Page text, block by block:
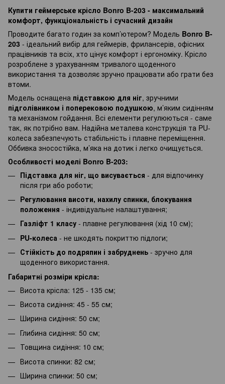
Купити геймерське крісло Bonro B-203 - максимальний
комфорт, функціональність і сучасний дизайн
Проводите багато годин за комп’ютером? Модель Bonro B-
203 - ідеальний вибір для геймерів, фрилансерів, офісних
працівників та всіх, хто цінує комфорт і ергономіку. Крісло
розроблене з урахуванням тривалого щоденного
використання та дозволяє зручно працювати або грати без
втоми.
Модель оснащена підставкою для ніг, зручними
підголівником і поперековою подушкою, м’яким сидінням
та механізмом гойдання. Всі елементи регулюються - саме
так, як потрібно вам. Надійна металева конструкція та PU-
колеса забезпечують стабільність і плавне переміщення.
Оббивка зносостійка, м’яка на дотик і легко очищується.
Особливості моделі Bonro B-203:
Підставка для ніг, що висувається - для відпочинку
після гри або роботи;
Регулювання висоти, нахилу спинки, блокування
положення - індивідуальне налаштування;
Газліфт 1 класу - плавне регулювання (хід 10 см);
PU-колеса - не шкодять покриттю підлоги;
Стійкість до подряпин і забруднень - зручно для
щоденного використання.
Габаритні розміри крісла:
Висота крісла: 125 - 135 см;
Висота сидіння: 45 - 55 см;
Ширина сидіння: 50 см;
Глибина сидіння: 50 см;
Товщина сидіння: 10 см;
Висота спинки: 82 см;
Ширина спинки: 50 см;